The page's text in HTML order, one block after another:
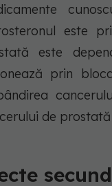
este
este
prin
de